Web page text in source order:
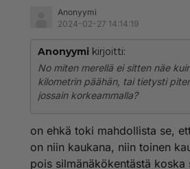
Anonyymi
2024-02-27 14:14:19
Anonyymi kirjoitti:
No miten merellä ei sitten näe
kilometrin päähän, tai tietysti
jossain korkeammalla?
on ehkä toki mahdollista se,
on niin kaukana, niin toinen
pois silmänäkökentästä koska